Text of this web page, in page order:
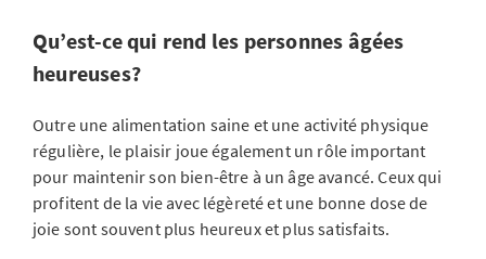
Qu’est-ce qui rend les personnes âgées
heureuses?
Outre une alimentation saine et une activité physique
régulière, le plaisir joue également un rôle important
pour maintenir son bien-être à un âge avancé. Ceux qui
profitent de la vie avec légèreté et une bonne dose de
joie sont souvent plus heureux et plus satisfaits.